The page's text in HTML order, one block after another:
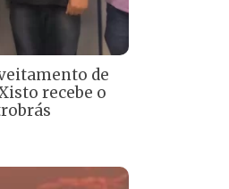
de
recebe o